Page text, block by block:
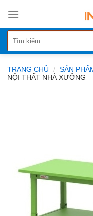
content
TRANG CHỦ / SẢN
NỘI THẤT NHÀ XƯỞNG